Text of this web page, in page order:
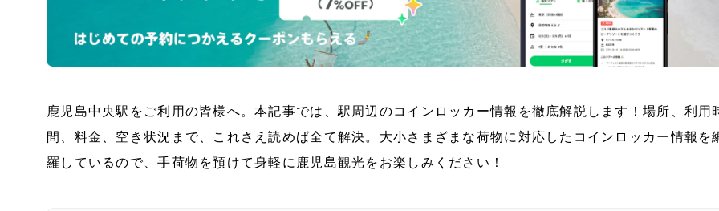
鹿児島中央駅をご利用の皆様へ。本記事では、駅周辺のコインロッカー情報を徹底解説します！場所、利用
間、料金、空き状況まで、これさえ読めば全て解決。大小さまざまな荷物に対応したコインロッカー情報を
羅しているので、手荷物を預けて身軽に鹿児島観光をお楽しみください！